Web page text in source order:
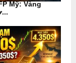
Mỹ: Vàng